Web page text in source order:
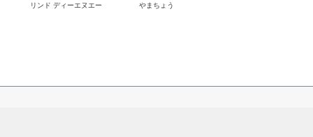
リンド ディーエヌエー やまちょう